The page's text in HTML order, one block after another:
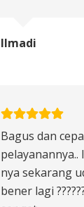
Ilmadi
Bagus dan
pelayanannya..
nya sekarang
bener lagi